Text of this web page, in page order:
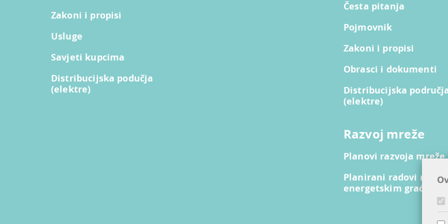
Zakoni i propisi
Usluge
Savjeti kupcima
Distribucijska podučja
(elektre)
Česta pitanja
Pojmovnik
Zakoni i propisi
Obrasci i dokumenti
Distribucijska
(elektre)
Razvoj mreže
Planovi razvoja mreže
Planirani radovi na
energetskim